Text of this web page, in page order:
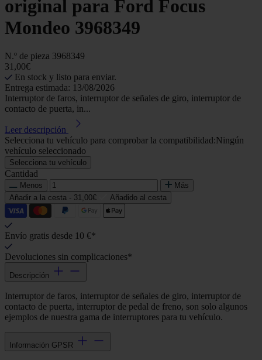
original para Ford Focus
Mondeo 3968349
N.º de pieza 3968349
31,00€
En stock y listo para enviar.
Entrega estimada: 13/08/2026
Interruptor de faros, interruptor de señales de giro, interruptor de
contacto de puerta, in...
Leer descripción
Selecciona tu vehículo para comprobar la compatibilidad:Ningún
vehículo seleccionado
Selecciona tu vehículo
Cantidad
Menos
Más
Añadir a la cesta - 31,00€ Añadido al cesta
Envío gratis desde 10 €*
Devoluciones sin complicaciones*
Descripción
Interruptor de faros, interruptor de señales de giro, interruptor de
contacto de puerta, interruptor de pedal de freno, son solo algunos
ejemplos de nuestra gama de interruptores para tu vehículo.
Información GPSR